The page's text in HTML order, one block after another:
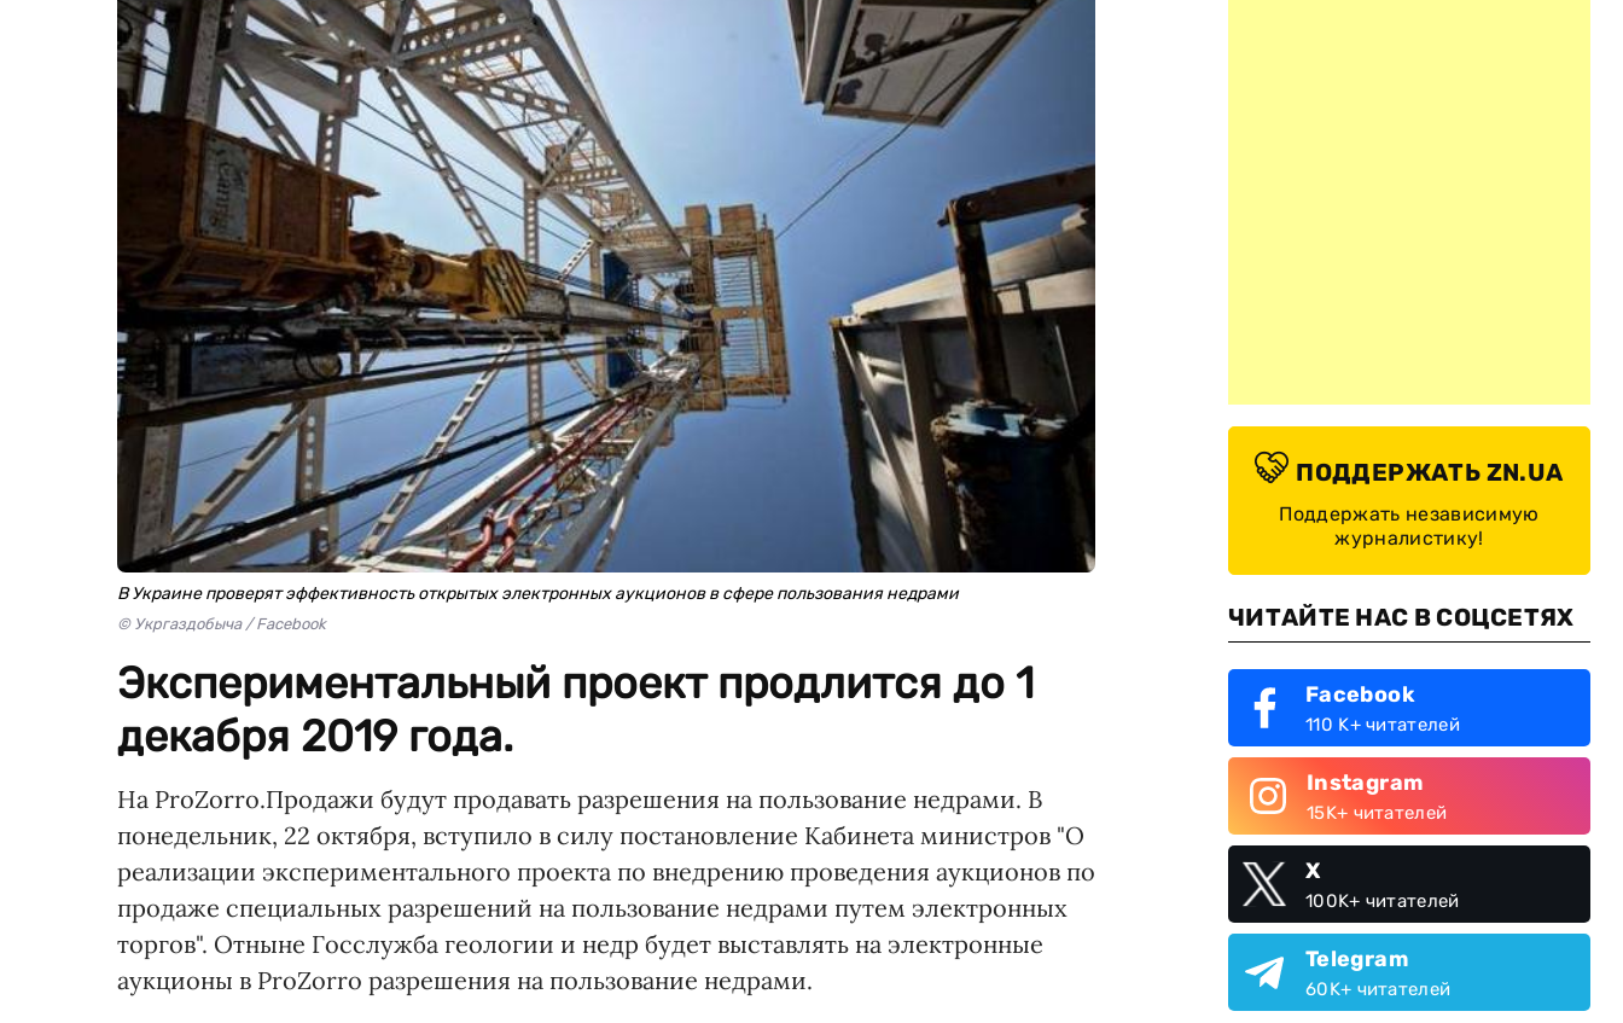
В Украине проверят эффективность открытых электронных аукционов в сфере пользования недрами
© Укргаздобыча / Facebook
Экспериментальный проект продлится до 1
декабря 2019 года.
На ProZorro.Продажи будут продавать разрешения на пользование недрами. В
понедельник, 22 октября, вступило в силу постановление Кабинета министров "О
реализации экспериментального проекта по внедрению проведения аукционов по
продаже специальных разрешений на пользование недрами путем электронных
торгов". Отныне Госслужба геологии и недр будет выставлять на электронные
аукционы в ProZorro разрешения на пользование недрами.
ПОДДЕРЖАТЬ ZN.UA
Поддержать независимую
журналистику!
ЧИТАЙТЕ НАС В СОЦСЕТЯХ
Facebook
110 K+ читателей
Instagram
15K+ читателей
X
100K+ читателей
Telegram
60K+ читателей